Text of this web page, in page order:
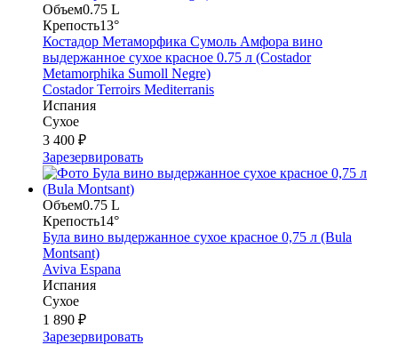
Объем0.75 L
Крепость13°
Костадор Метаморфика Сумоль Амфора вино
выдержанное сухое красное 0.75 л (Costador
Metamorphika Sumoll Negre)
Costador Terroirs Mediterranis
Испания
Сухое
3 400 ₽
Зарезервировать
Объем0.75 L
Крепость14°
Була вино выдержанное сухое красное 0,75 л (Bula
Montsant)
Aviva Espana
Испания
Сухое
1 890 ₽
Зарезервировать